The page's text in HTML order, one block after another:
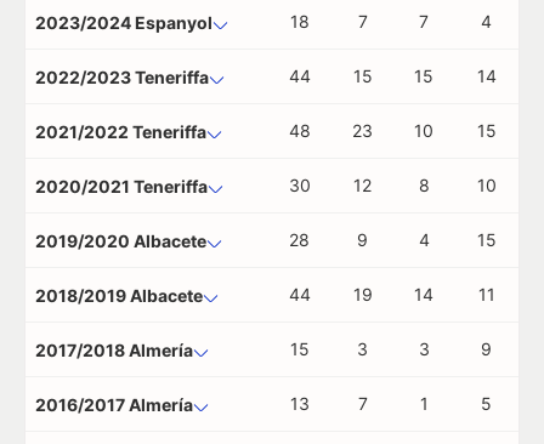
2023/2024 Espanyol 18 7 7 4
2022/2023 Teneriffa 44 15 15 14
2021/2022 Teneriffa 48 23 10 15
2020/2021 Teneriffa 30 12 8 10
2019/2020 Albacete 28 9 4 15
2018/2019 Albacete 44 19 14 11
2017/2018 Almería 15 3 3 9
2016/2017 Almería 13 7 1 5